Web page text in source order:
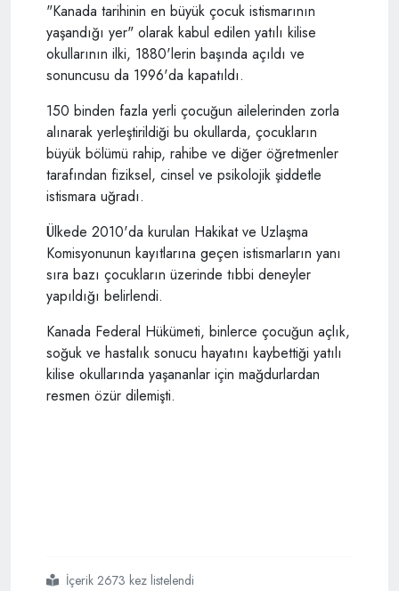
"Kanada tarihinin en büyük çocuk istismarının
yaşandığı yer" olarak kabul edilen yatılı kilise
okullarının ilki, 1880'lerin başında açıldı ve
sonuncusu da 1996'da kapatıldı.
150 binden fazla yerli çocuğun ailelerinden zorla
alınarak yerleştirildiği bu okullarda, çocukların
büyük bölümü rahip, rahibe ve diğer öğretmenler
tarafından fiziksel, cinsel ve psikolojik şiddetle
istismara uğradı.
Ülkede 2010'da kurulan Hakikat ve Uzlaşma
Komisyonunun kayıtlarına geçen istismarların yanı
sıra bazı çocukların üzerinde tıbbi deneyler
yapıldığı belirlendi.
Kanada Federal Hükümeti, binlerce çocuğun açlık,
soğuk ve hastalık sonucu hayatını kaybettiği yatılı
kilise okullarında yaşananlar için mağdurlardan
resmen özür dilemişti.
#kanadada
#kayıtdışı
#yerli
#çocuk
#mezarlarının
#keşfinin
#yıl
#dönümünde
#anma
#töreniİçerik 2673 kez listelendi